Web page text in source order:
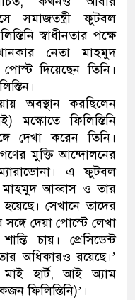
সমাজতন্ত্রী ফুটবল
স্বাধীনতার পক্ষে
নেতা মাহমুদ
দিয়েছেন তিনি।
অবস্থান করছিলেন
মস্কোতে ফিলিস্তিনি
দেখা করেন তিনি।
মুক্তি আন্দোলনের
এ ফুটবল
মাহমুদ আব্বাস ও তার
সেখানে তাদের
দেয়া পোস্টে লেখা
চায়। প্রেসিডেন্ট
অধিকারও রয়েছে।’
হার্ট, আই অ্যাম
ফিলিস্তিনি)’।